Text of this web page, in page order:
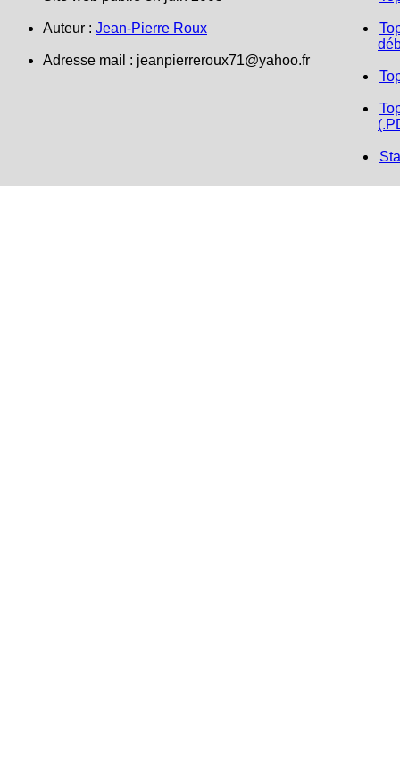
Auteur : Jean-Pierre Roux
Adresse mail : jeanpierreroux71@yahoo.fr